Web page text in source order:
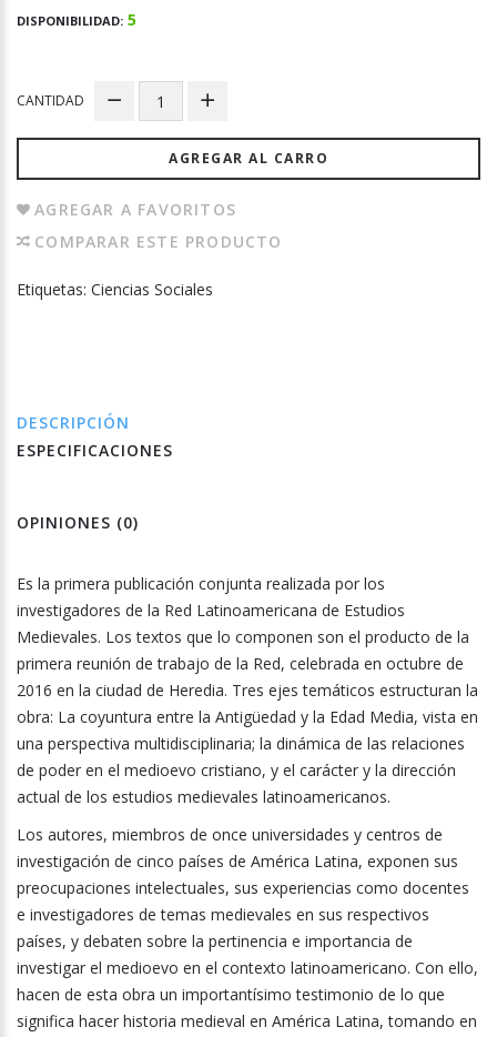
DISPONIBILIDAD: 5
CANTIDAD
AGREGAR AL CARRO
AGREGAR A FAVORITOS
COMPARAR ESTE PRODUCTO
Etiquetas: Ciencias Sociales
DESCRIPCIÓN
ESPECIFICACIONES
OPINIONES (0)
Es la primera publicación conjunta realizada por los
investigadores de la Red Latinoamericana de Estudios
Medievales. Los textos que lo componen son el producto de la
primera reunión de trabajo de la Red, celebrada en octubre de
2016 en la ciudad de Heredia. Tres ejes temáticos estructuran la
obra: La coyuntura entre la Antigüedad y la Edad Media, vista en
una perspectiva multidisciplinaria; la dinámica de las relaciones
de poder en el medioevo cristiano, y el carácter y la dirección
actual de los estudios medievales latinoamericanos.
Los autores, miembros de once universidades y centros de
investigación de cinco países de América Latina, exponen sus
preocupaciones intelectuales, sus experiencias como docentes
e investigadores de temas medievales en sus respectivos
países, y debaten sobre la pertinencia e importancia de
investigar el medioevo en el contexto latinoamericano. Con ello,
hacen de esta obra un importantísimo testimonio de lo que
significa hacer historia medieval en América Latina, tomando en